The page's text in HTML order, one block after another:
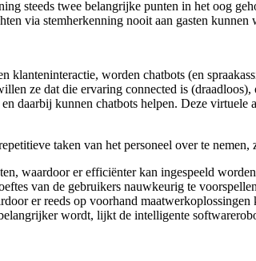
steeds twee belangrijke punten in het oog
via stemherkenning nooit aan gasten kunnen
klanteninteractie, worden chatbots (en
ze dat die ervaring connected is
daarbij kunnen chatbots helpen. Deze
taken van het personeel over te
waardoor er efficiënter kan ingespeeld
van de gebruikers nauwkeurig te
er reeds op voorhand
wordt, lijkt de intelligente